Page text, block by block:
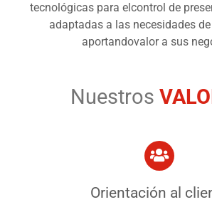
tecnológicas para elcontrol de
adaptadas a las necesidades
aportandovalor a sus
Nuestros
Orientación al